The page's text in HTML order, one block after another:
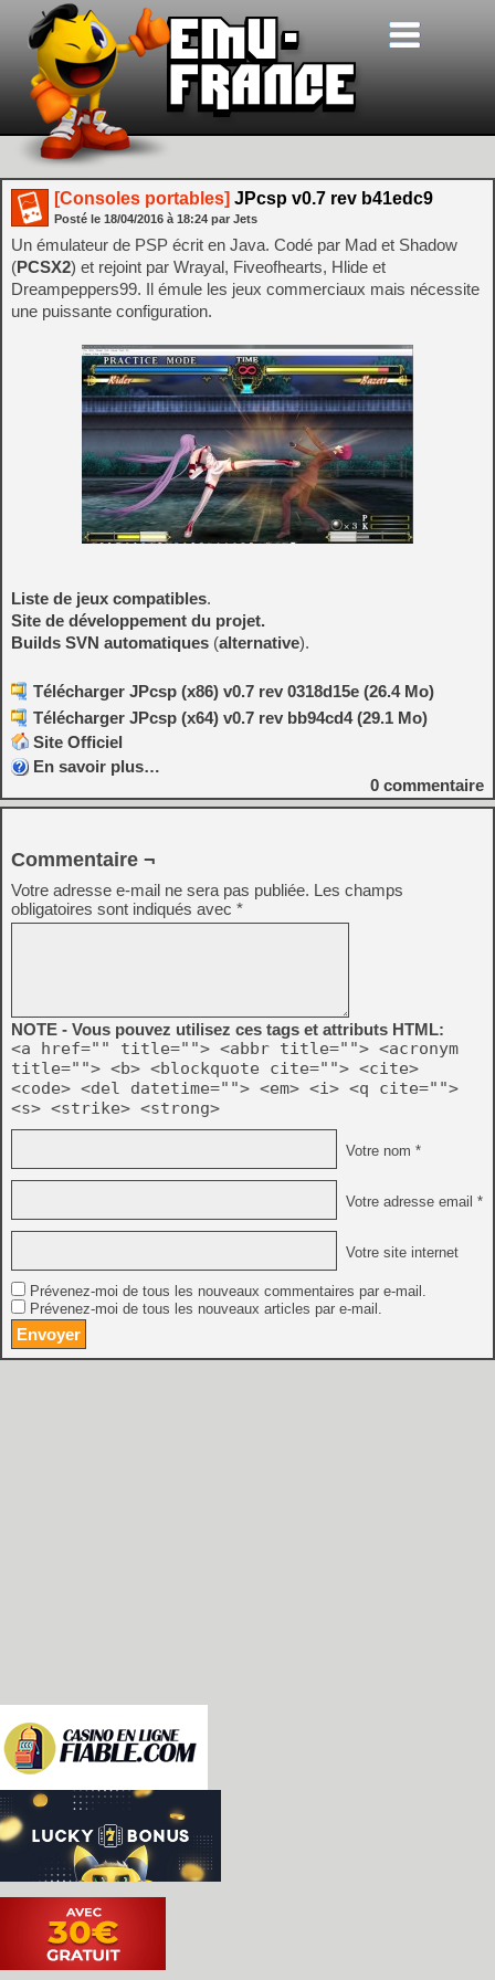
[Consoles portables] JPcsp v0.7 rev b41edc9
Posté le 18/04/2016 à 18:24 par Jets
Un émulateur de PSP écrit en Java. Codé par Mad et Shadow
(PCSX2) et rejoint par Wrayal, Fiveofhearts, Hlide et
Dreampeppers99. Il émule les jeux commerciaux mais nécessite
une puissante configuration.
Liste de jeux compatibles.
Site de développement du projet.
Builds SVN automatiques (alternative).
Télécharger JPcsp (x86) v0.7 rev 0318d15e (26.4 Mo)
Télécharger JPcsp (x64) v0.7 rev bb94cd4 (29.1 Mo)
Site Officiel
En savoir plus…
0 commentaire
Commentaire ¬
Votre adresse e-mail ne sera pas publiée. Les champs
obligatoires sont indiqués avec *
NOTE - Vous pouvez utilisez ces tags et attributs HTML:
<a href="" title=""> <abbr title=""> <acronym
title=""> <b> <blockquote cite=""> <cite>
<code> <del datetime=""> <em> <i> <q cite="">
<s> <strike> <strong>
Votre nom *
Votre adresse email *
Votre site internet
Prévenez-moi de tous les nouveaux commentaires par e-mail.
Prévenez-moi de tous les nouveaux articles par e-mail.